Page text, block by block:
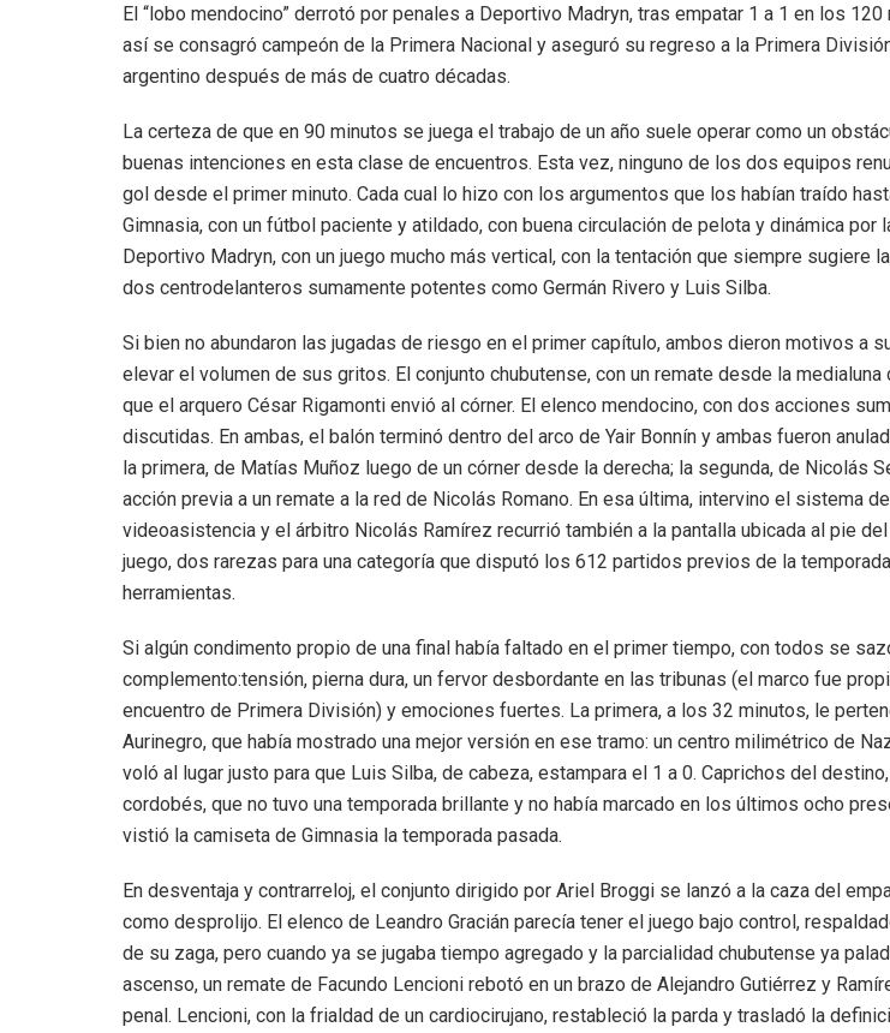
El “lobo mendocino” derrotó por penales a Deportivo Madryn, tras empatar 1 a 1 en los 120
así se consagró campeón de la Primera Nacional y aseguró su regreso a la Primera
argentino después de más de cuatro décadas.
La certeza de que en 90 minutos se juega el trabajo de un año suele operar como un
buenas intenciones en esta clase de encuentros. Esta vez, ninguno de los dos equipos
gol desde el primer minuto. Cada cual lo hizo con los argumentos que los habían traído
Gimnasia, con un fútbol paciente y atildado, con buena circulación de pelota y dinámica por
Deportivo Madryn, con un juego mucho más vertical, con la tentación que siempre sugiere
dos centrodelanteros sumamente potentes como Germán Rivero y Luis Silba.
Si bien no abundaron las jugadas de riesgo en el primer capítulo, ambos dieron motivos a
elevar el volumen de sus gritos. El conjunto chubutense, con un remate desde la medialuna
que el arquero César Rigamonti envió al córner. El elenco mendocino, con dos acciones
discutidas. En ambas, el balón terminó dentro del arco de Yair Bonnín y ambas fueron
la primera, de Matías Muñoz luego de un córner desde la derecha; la segunda, de Nicolás
acción previa a un remate a la red de Nicolás Romano. En esa última, intervino el sistema de
videoasistencia y el árbitro Nicolás Ramírez recurrió también a la pantalla ubicada al pie
juego, dos rarezas para una categoría que disputó los 612 partidos previos de la
herramientas.
Si algún condimento propio de una final había faltado en el primer tiempo, con todos se
complemento:tensión, pierna dura, un fervor desbordante en las tribunas (el marco fue
encuentro de Primera División) y emociones fuertes. La primera, a los 32 minutos, le
Aurinegro, que había mostrado una mejor versión en ese tramo: un centro milimétrico de
voló al lugar justo para que Luis Silba, de cabeza, estampara el 1 a 0. Caprichos del
cordobés, que no tuvo una temporada brillante y no había marcado en los últimos ocho
vistió la camiseta de Gimnasia la temporada pasada.
En desventaja y contrarreloj, el conjunto dirigido por Ariel Broggi se lanzó a la caza del
como desprolijo. El elenco de Leandro Gracián parecía tener el juego bajo control,
de su zaga, pero cuando ya se jugaba tiempo agregado y la parcialidad chubutense ya
ascenso, un remate de Facundo Lencioni rebotó en un brazo de Alejandro Gutiérrez y
penal. Lencioni, con la frialdad de un cardiocirujano, restableció la parda y trasladó la